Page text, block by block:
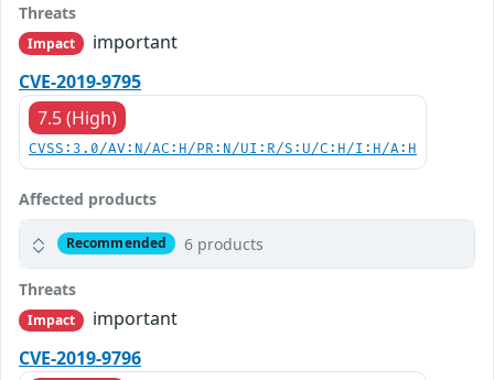
Threats
Impact
important
CVE-2019-9795
7.5 (High)
CVSS:3.0/AV:N/AC:H/PR:N/UI:R/S:U/C:H/I:H/A:H
Affected products
Recommended 6 products
Threats
Impact
important
CVE-2019-9796